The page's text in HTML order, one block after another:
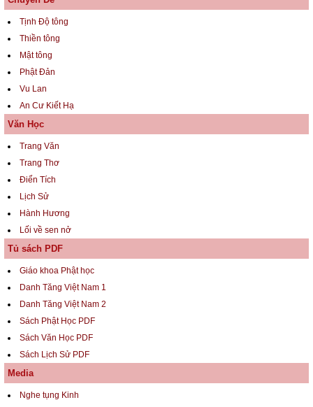
Tịnh Độ tông
Thiền tông
Mật tông
Phật Đản
Vu Lan
An Cư Kiết Hạ
Văn Học
Trang Văn
Trang Thơ
Điển Tích
Lịch Sử
Hành Hương
Lối về sen nở
Tủ sách PDF
Giáo khoa Phật học
Danh Tăng Việt Nam 1
Danh Tăng Việt Nam 2
Sách Phật Học PDF
Sách Văn Học PDF
Sách Lịch Sử PDF
Media
Nghe tụng Kinh